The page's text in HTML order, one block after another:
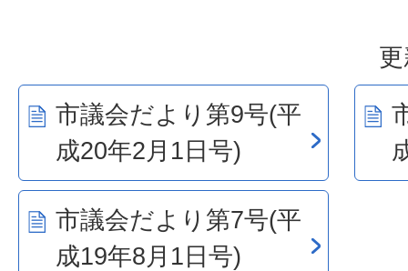
市議会だより第9号(平
成20年2月1日号)
市議会だより第7号(平
成19年8月1日号)